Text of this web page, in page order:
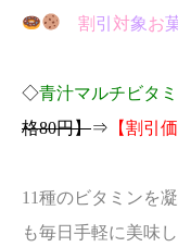
割 引 対象 お
◇青汁マルチビタ
格80円】⇒ 【割引
11種のビタミンを
も毎日手軽に美味